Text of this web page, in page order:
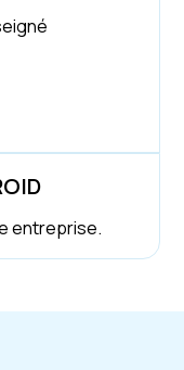
entreprise.